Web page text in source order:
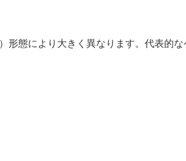
形態により大きく異なります。代表的